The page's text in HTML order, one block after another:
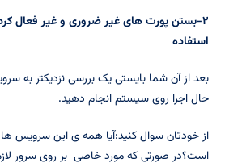
۲-بستن پورت های غیر ضروری و غیر فعال
استفاده
بعد از آن شما بایستی یک بررسی نزدیکتر به
حال اجرا روی سیستم انجام دهید.
از خودتان سوال کنید:آیا همه ی این سرویس ها
است؟در صورتی که مورد خاصی بر روی سرور